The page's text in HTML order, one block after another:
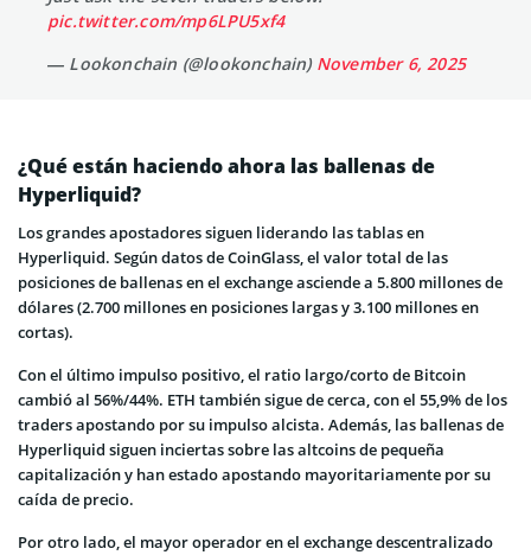
pic.twitter.com/mp6LPU5xf4
— Lookonchain (@lookonchain) November 6, 2025
¿Qué están haciendo ahora las ballenas de
Hyperliquid?
Los grandes apostadores siguen liderando las tablas en
Hyperliquid. Según datos de CoinGlass, el valor total de las
posiciones de ballenas en el exchange asciende a 5.800 millones de
dólares (2.700 millones en posiciones largas y 3.100 millones en
cortas).
Con el último impulso positivo, el ratio largo/corto de Bitcoin
cambió al 56%/44%. ETH también sigue de cerca, con el 55,9% de los
traders apostando por su impulso alcista. Además, las ballenas de
Hyperliquid siguen inciertas sobre las altcoins de pequeña
capitalización y han estado apostando mayoritariamente por su
caída de precio.
Por otro lado, el mayor operador en el exchange descentralizado